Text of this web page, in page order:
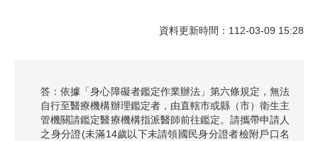
資料更新時間：112-03-09 15:28
答：依據「身心障礙者鑑定作業辦法」第六條規定，無法
自行至醫療機構辦理鑑定者，由直轄市或縣（市）衛生主
管機關請鑑定醫療機構指派醫師前往鑑定。請攜帶申請人
之身分證(未滿14歲以下未請領國民身分證者檢附戶口名